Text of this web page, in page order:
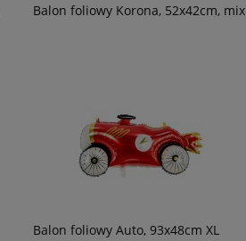
Balon foliowy Korona, 52x42cm, mix
Balon foliowy Auto, 93x48cm XL